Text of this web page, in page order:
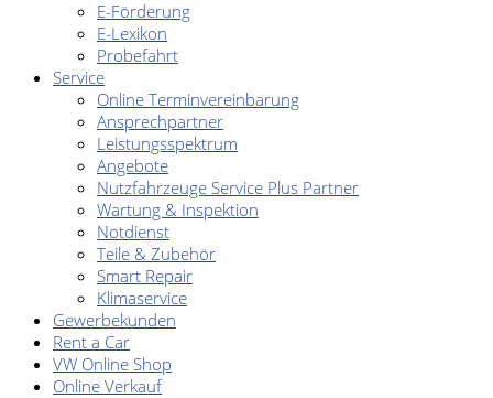
E-Förderung
E-Lexikon
Probefahrt
Service
Online Terminvereinbarung
Ansprechpartner
Leistungsspektrum
Angebote
Nutzfahrzeuge Service Plus Partner
Wartung & Inspektion
Notdienst
Teile & Zubehör
Smart Repair
Klimaservice
Gewerbekunden
Rent a Car
VW Online Shop
Online Verkauf